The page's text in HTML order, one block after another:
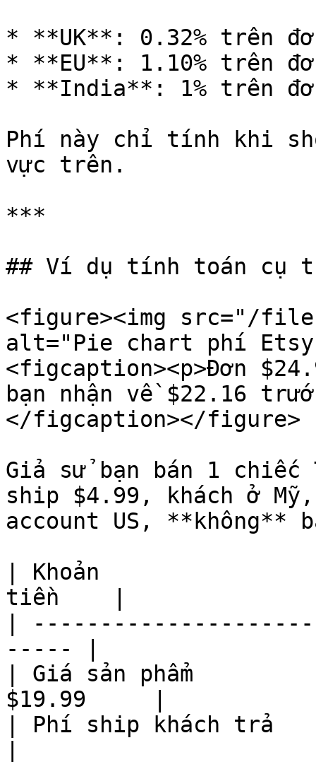
* **UK**: 0.32% trên
* **EU**: 1.10% trên
* **India**: 1% trên
Phí này chỉ tính khi
vực trên.
***
## Ví dụ tính toán cụ
<figure><img src="/files/
alt="Pie chart phí Etsy
<figcaption><p>Đơn
bạn nhận về $22.16
</figcaption></figure>
Giả sử bạn bán 1
ship $4.99, khách ở
account US, **không**
| Khoản
tiền    |
|
----- |
| Giá sản phẩm
$19.99     |
| Phí ship khách